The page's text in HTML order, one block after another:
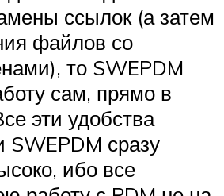
ссылок (а затем
файлов со
то SWE­PDM
сам, прямо в
эти удобства
SWE­PDM сразу
ибо все